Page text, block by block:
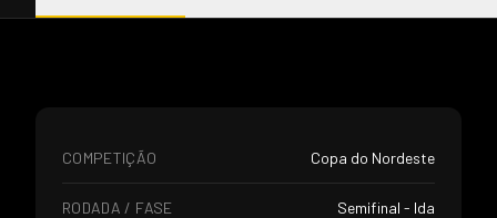
COMPETIÇÃO Copa do Nordeste
RODADA / FASE Semifinal - Ida